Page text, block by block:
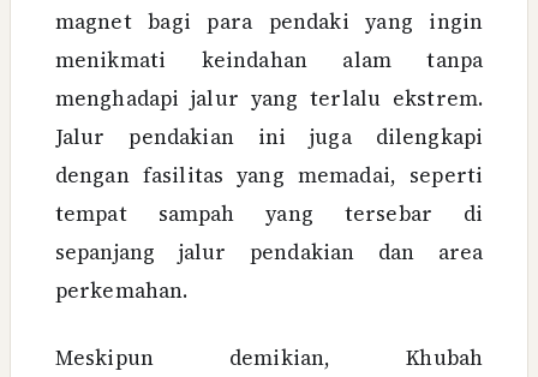
magnet bagi para pendaki yang ingin
menikmati keindahan alam tanpa
menghadapi jalur yang terlalu ekstrem.
Jalur pendakian ini juga dilengkapi
dengan fasilitas yang memadai, seperti
tempat sampah yang tersebar di
sepanjang jalur pendakian dan area
perkemahan.
Meskipun demikian, Khubah